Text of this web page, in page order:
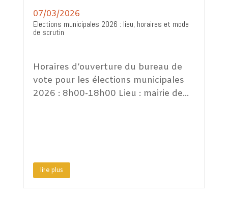
07/03/2026
Elections municipales 2026 : lieu, horaires et mode
de scrutin
Horaires d’ouverture du bureau de
vote pour les élections municipales
2026 : 8h00-18h00 Lieu : mairie de...
lire plus